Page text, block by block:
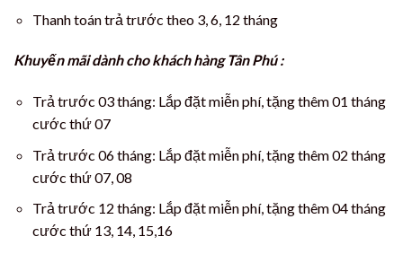
Thanh toán trả trước theo 3, 6, 12 tháng
Khuyến mãi dành cho khách hàng Tân Phú :
Trả trước 03 tháng: Lắp đặt miễn phí, tặng thêm 01 tháng
cước thứ 07
Trả trước 06 tháng: Lắp đặt miễn phí, tặng thêm 02 tháng
cước thứ 07, 08
Trả trước 12 tháng: Lắp đặt miễn phí, tặng thêm 04 tháng
cước thứ 13, 14, 15,16